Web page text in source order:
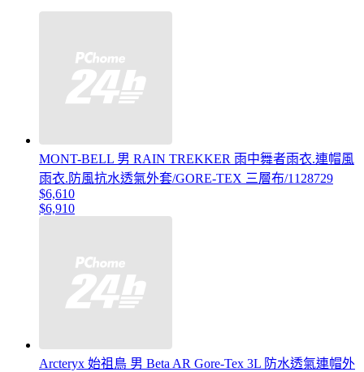
MONT-BELL 男 RAIN TREKKER 雨中舞者雨衣.連帽風
雨衣.防風抗水透氣外套/GORE-TEX 三層布/1128729
$6,610
$6,910
Arcteryx 始祖鳥 男 Beta AR Gore-Tex 3L 防水透氣連帽外